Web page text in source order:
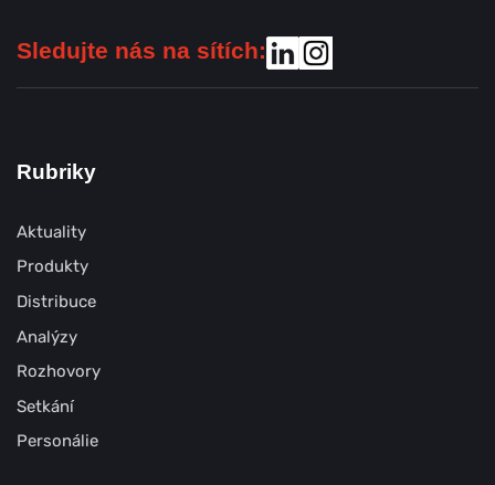
Sledujte nás na sítích:
Rubriky
Aktuality
Produkty
Distribuce
Analýzy
Rozhovory
Setkání
Personálie